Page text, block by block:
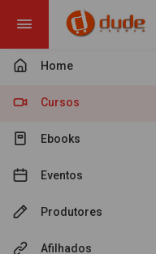
Home
Cursos
Ebooks
Eventos
Produtores
Afilhados